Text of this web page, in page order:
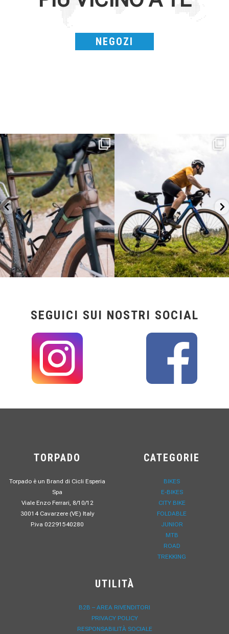
NEGOZI
Kepler R è la gravel pensata per affrontare
lunghe...
26 0
Parte dalla strada, continua sulla ghiaia,
2
SEGUICI SUI NOSTRI SOCIAL
TORPADO
Torpado è un Brand di Cicli Esperia
Spa
Viale Enzo Ferrari, 8/10/12
30014 Cavarzere (VE) Italy
P.iva 02291540280
CATEGORIE
BIKES
E-BIKES
CITY BIKE
FOLDABLE
JUNIOR
MTB
ROAD
TREKKING
UTILITÀ
B2B – AREA RIVENDITORI
PRIVACY POLICY
RESPONSABILITÀ SOCIALE